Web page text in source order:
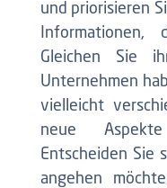
und priorisieren
Gleichen Sie
Unternehmen
vielleicht
neue
Entscheiden Sie
angehen